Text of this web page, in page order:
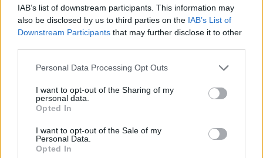
IAB’s list of downstream participants. This information may
also be disclosed by us to third parties on the IAB’s List of
Downstream Participants that may further disclose it to other
Personal Data Processing Opt Outs
I want to opt-out of the Sharing of my
personal data.
Opted In
I want to opt-out of the Sale of my
Personal Data.
Opted In
Rodyti komentarus
Prisijungti komentatoriams